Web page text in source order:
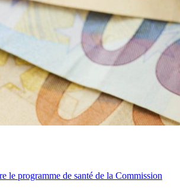
le programme de santé de la Commission